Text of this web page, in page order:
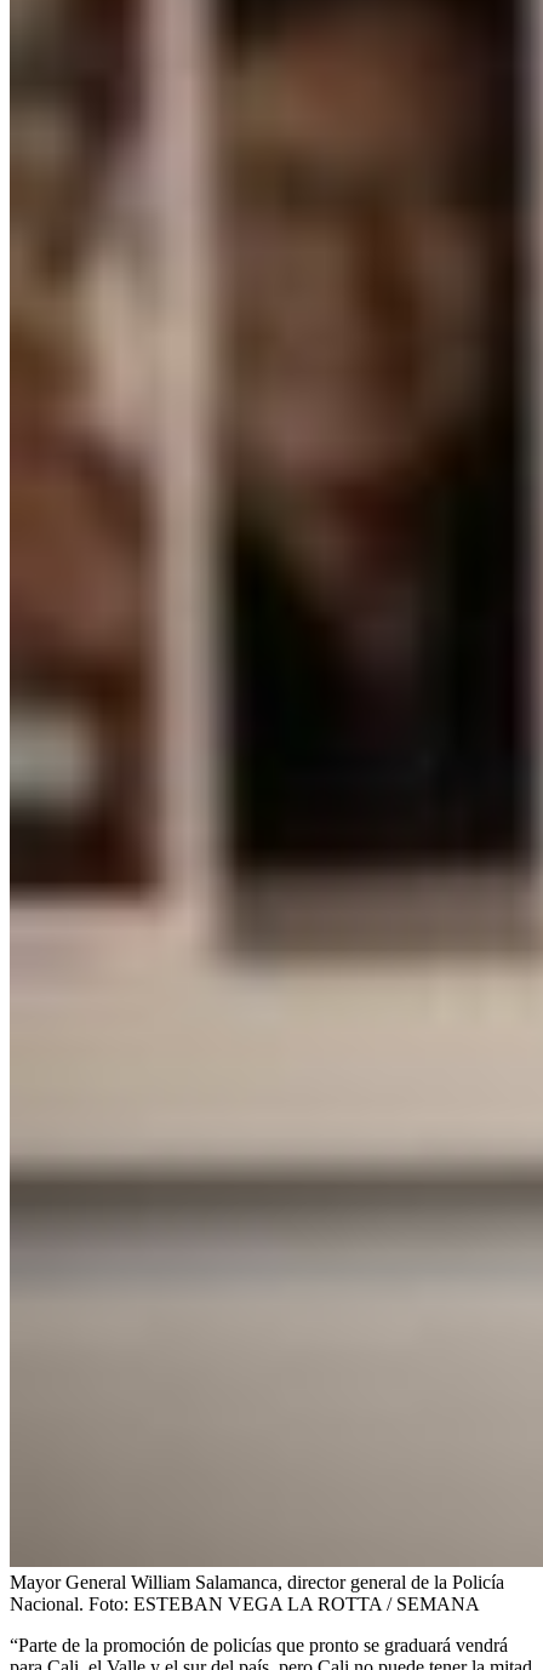
Mayor General William Salamanca, director general de la Policía
Nacional. Foto: ESTEBAN VEGA LA ROTTA / SEMANA
“Parte de la promoción de policías que pronto se graduará vendrá